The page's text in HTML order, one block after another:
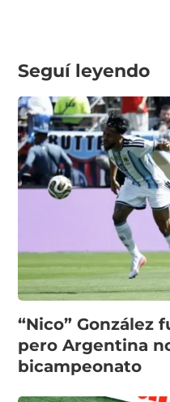
Seguí leyendo
“Nico” González
pero Argentina
bicampeonato